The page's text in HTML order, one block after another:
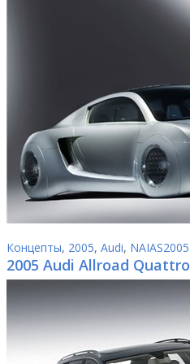
Концепты, 2005, Audi, NAIAS2005
2005 Audi Allroad Quattro